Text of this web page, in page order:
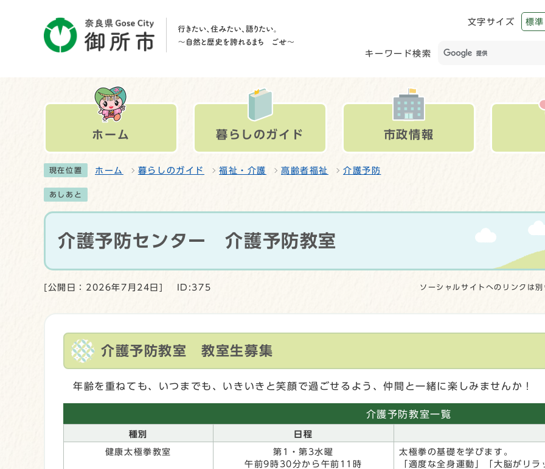
文字サイズ 標準
キーワード検索
ホーム 暮らしのガイド 市政情報
現在位置 ホーム 暮らしのガイド 福祉・介護 高齢者福祉 介護予防
あしあと
介護予防センター 介護予防教室
[公開日：2026年7月24日] ID:375 ソーシャルサイトへのリンクは
介護予防教室 教室生募集
年齢を重ねても、いつまでも、いきいきと笑顔で過ごせるよう、仲間と一緒に楽しみませんか！
介護予防教室一覧
種別 日程
健康太極拳教室
第1・第3水曜
午前9時30分から午前11時
太極拳の基礎を学びます。
「適度な全身運動」「大脳がリ